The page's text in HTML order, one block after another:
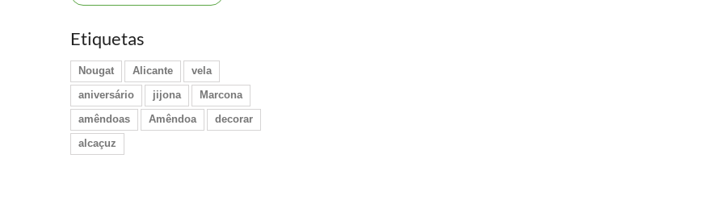
Etiquetas
Nougat Alicante
vela
aniversário
jijona
Marcona
amêndoas
Amêndoa
decorar
alcaçuz